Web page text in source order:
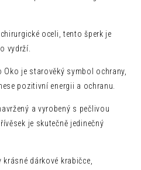
oceli, tento šperk je
vydrží.
je starověký symbol ochrany,
pozitivní energii a ochranu.
a vyrobený s pečlivou
je skutečně jedinečný
dárkové krabičce,